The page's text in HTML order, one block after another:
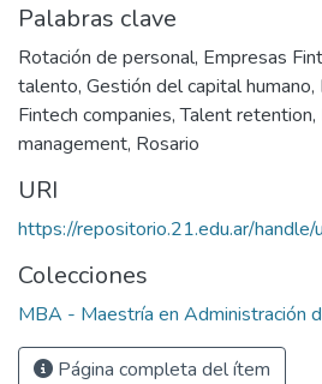
Palabras clave
Rotación de personal, Empresas
talento, Gestión del capital humano,
Fintech companies,Talent retention,
management, Rosario
URI
https://repositorio.21.edu.ar/
Colecciones
MBA - Maestría en Administración
Página completa del ítem